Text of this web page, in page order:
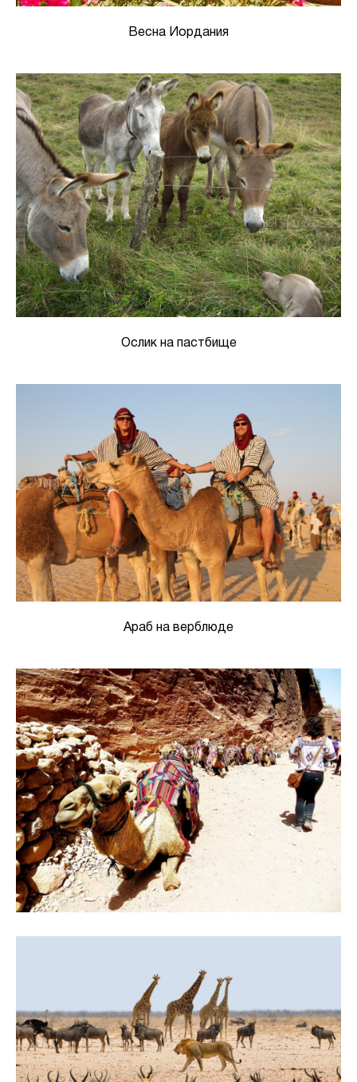
Весна Иордания
Ослик на пастбище
Араб на верблюде